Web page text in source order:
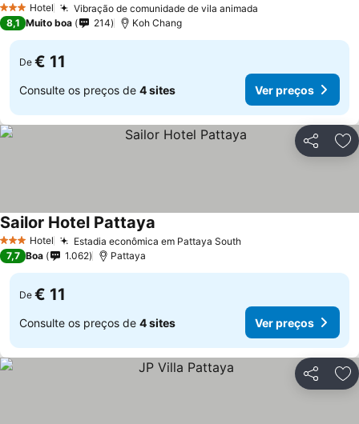
3 EstrelasHotel Vibração de comunidade de vila animada
8,1 Muito boa 214 Koh Chang
De € 11
Consulte os preços de 4 sites Ver preços
Partilhar
3 EstrelasHotel Estadia econômica em Pattaya South
Sailor Hotel Pattaya
7,7 Boa 1.062 Pattaya
De € 11
Consulte os preços de 4 sites Ver preços
Partilhar